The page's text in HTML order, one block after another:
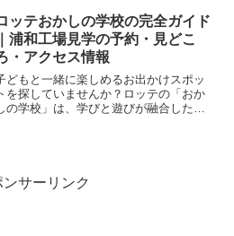
ぼりが青空を彩ります。しかし、ただ
美観だけでは...
ッテおかしの学校の完全ガイド
｜浦和工場見学の予約・見どこ
・アクセス情報
どもと一緒に楽しめるお出かけスポッ
を探していませんか？ロッテの「おか
の学校」は、学びと遊びが融合した体
ンサーリンク